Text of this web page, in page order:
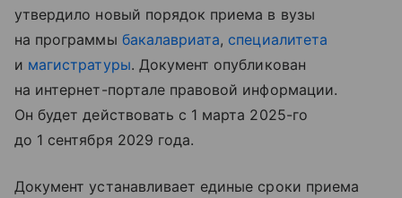
утвердило новый порядок приема в вузы
на программы бакалавриата, специалитета
и магистратуры. Документ опубликован
на интернет-портале правовой информации.
Он будет действовать с 1 марта 2025-го
до 1 сентября 2029 года.
Документ устанавливает единые сроки приема